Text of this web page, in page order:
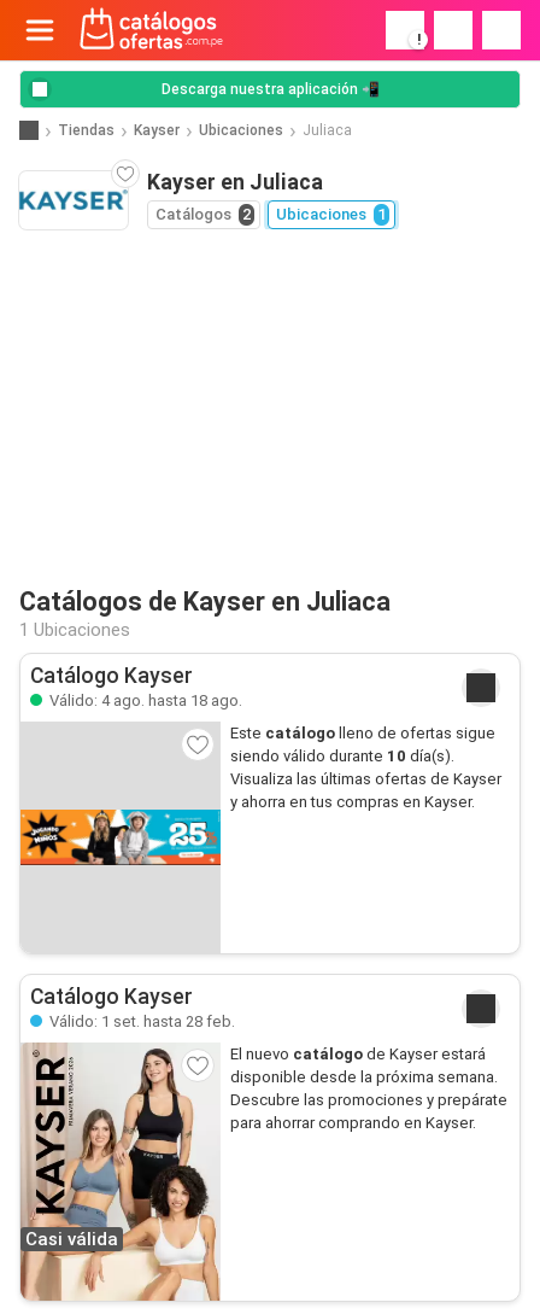
!
Descarga nuestra aplicación 📲
Tiendas Kayser Ubicaciones Juliaca
Kayser en Juliaca
Catálogos 2 Ubicaciones 1
Catálogos de Kayser en Juliaca
1 Ubicaciones
Catálogo Kayser
Válido: 4 ago. hasta 18 ago.
Este catálogo lleno de ofertas sigue
siendo válido durante 10 día(s).
Visualiza las últimas ofertas de Kayser
y ahorra en tus compras en Kayser.
Catálogo Kayser
Válido: 1 set. hasta 28 feb.
Casi válida
El nuevo catálogode Kayser estará
disponible desde la próxima semana.
Descubre las promociones y prepárate
para ahorrar comprando en Kayser.